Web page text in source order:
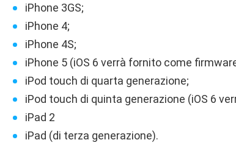
iPhone 3GS;
iPhone 4;
iPhone 4S;
iPhone 5 (iOS 6 verrà fornito come
iPod touch di quarta generazione;
iPod touch di quinta generazione (iOS 6
iPad 2
iPad (di terza generazione).